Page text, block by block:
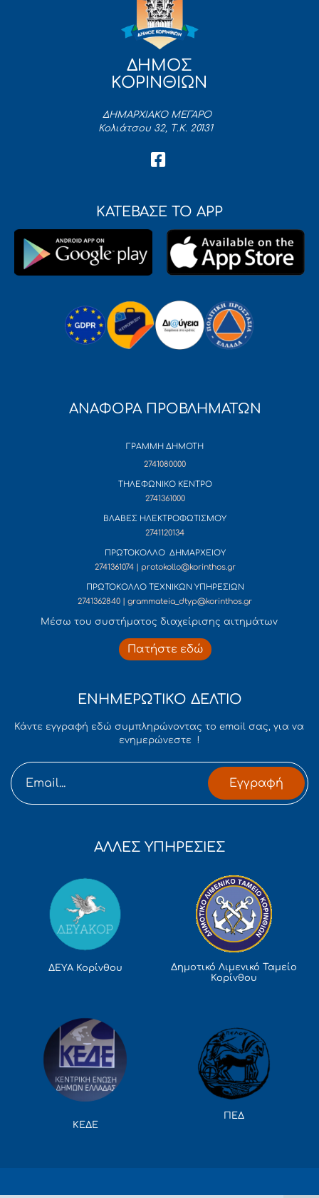
ΔΗΜΟΣ
ΚΟΡΙΝΘΙΩΝ
ΔΗΜΑΡΧΙΑΚΟ ΜΕΓΑΡΟ
Κολιάτσου 32, Τ.Κ. 20131
ΚΑΤΕΒΑΣΕ ΤΟ APP
ΑΝΑΦΟΡΑ ΠΡΟΒΛΗΜΑΤΩΝ
ΓΡΑΜΜΗ ΔΗΜΟΤΗ
2741080000
ΤΗΛΕΦΩΝΙΚΟ ΚΕΝΤΡΟ
2741361000
ΒΛΑΒΕΣ ΗΛΕΚΤΡΟΦΩΤΙΣΜΟΥ
2741120134
ΠΡΩΤΟΚΟΛΛΟ ΔΗΜΑΡΧΕΙΟΥ
2741361074 | protokollo@korinthos.gr
ΠΡΩΤΟΚΟΛΛΟ ΤΕΧΝΙΚΩΝ ΥΠΗΡΕΣΙΩΝ
2741362840 | grammateia_dtyp@korinthos.gr
Mέσω του συστήματος διαχείρισης αιτημάτων
Πατήστε εδώ
ΕΝΗΜΕΡΩΤΙΚΟ ΔΕΛΤΙΟ
Κάντε εγγραφή εδώ συμπληρώνοντας το email σας, για να
ενημερώνεστε !
Εγγραφή
ΑΛΛΕΣ ΥΠΗΡΕΣΙΕΣ
ΔΕΥΑ Κορίνθου
Δημοτικό Λιμενικό Ταμείο
Κορίνθου
ΚΕΔΕ
ΠΕΔ